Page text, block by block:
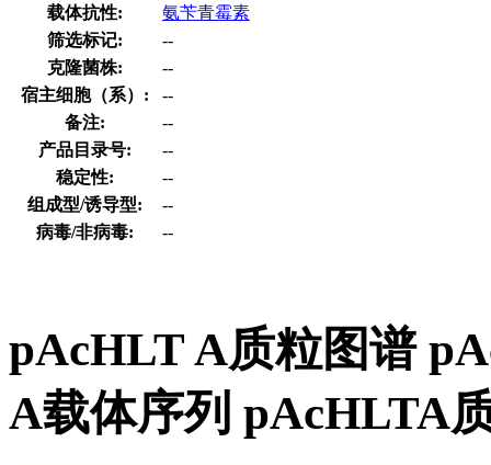
载体抗性:
氨苄青霉素
筛选标记:
--
克隆菌株:
--
宿主细胞（系）:
--
备注:
--
产品目录号:
--
稳定性:
--
组成型/诱导型:
--
病毒/非病毒:
--
pAcHLT A质粒图谱
A载体序列 pAcHLTA